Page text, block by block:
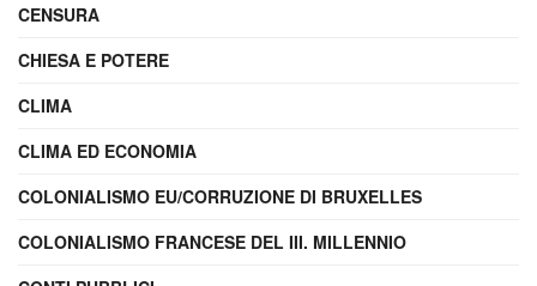
CENSURA
CHIESA E POTERE
CLIMA
CLIMA ED ECONOMIA
COLONIALISMO EU/CORRUZIONE DI BRUXELLES
COLONIALISMO FRANCESE DEL III. MILLENNIO